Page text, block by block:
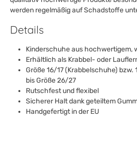
werden regelmäßig auf Schadstoffe
Details
Kinderschuhe aus hochwertigem,
Erhältlich als Krabbel- oder
Größe 16/17 (Krabbelschuhe)
bis Größe 26/27
Rutschfest und flexibel
Sicherer Halt dank geteiltem
Handgefertigt in der EU